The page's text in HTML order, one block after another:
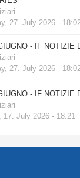
27. July 2026 -
- IF NOTIZIE
27. July 2026 -
- IF NOTIZIE
17. July 2026 - 18:21